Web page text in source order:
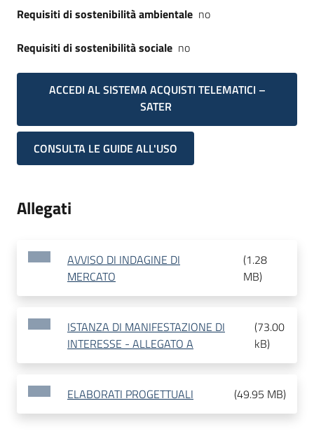
Requisiti di sostenibilità ambientale no
Requisiti di sostenibilità sociale no
ACCEDI AL SISTEMA ACQUISTI TELEMATICI –
SATER
CONSULTA LE GUIDE ALL'USO
Allegati
AVVISO DI INDAGINE DI
MERCATO
(1.28
MB)
ISTANZA DI MANIFESTAZIONE DI
INTERESSE - ALLEGATO A
(73.00
kB)
ELABORATI PROGETTUALI (49.95 MB)